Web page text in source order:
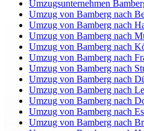
Umzugsunternehmen
Umzug von Bamberg nach
Umzug von Bamberg nach
Umzug von Bamberg nach
Umzug von Bamberg nach
Umzug von Bamberg nach
Umzug von Bamberg nach
Umzug von Bamberg nach
Umzug von Bamberg nach
Umzug von Bamberg nach
Umzug von Bamberg nach
Umzug von Bamberg nach